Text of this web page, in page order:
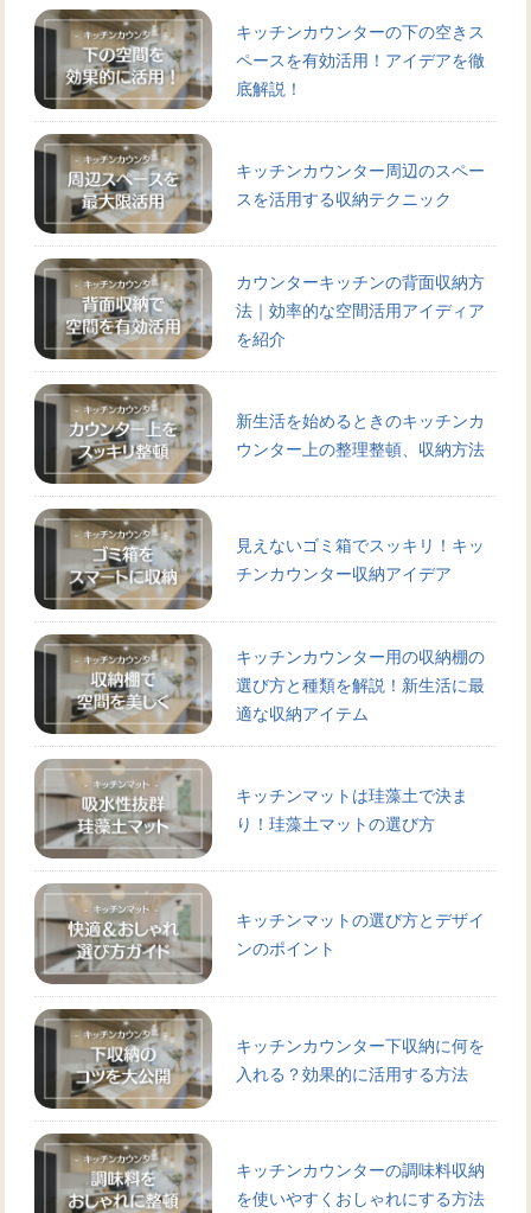
キッチンカウンターの下の空きス
ペースを有効活用！アイデアを徹
底解説！
キッチンカウンター周辺のスペー
スを活用する収納テクニック
カウンターキッチンの背面収納方
法｜効率的な空間活用アイディア
を紹介
新生活を始めるときのキッチンカ
ウンター上の整理整頓、収納方法
見えないゴミ箱でスッキリ！キッ
チンカウンター収納アイデア
キッチンカウンター用の収納棚の
選び方と種類を解説！新生活に最
適な収納アイテム
キッチンマットは珪藻土で決ま
り！珪藻土マットの選び方
キッチンマットの選び方とデザイ
ンのポイント
キッチンカウンター下収納に何を
入れる？効果的に活用する方法
キッチンカウンターの調味料収納
を使いやすくおしゃれにする方法